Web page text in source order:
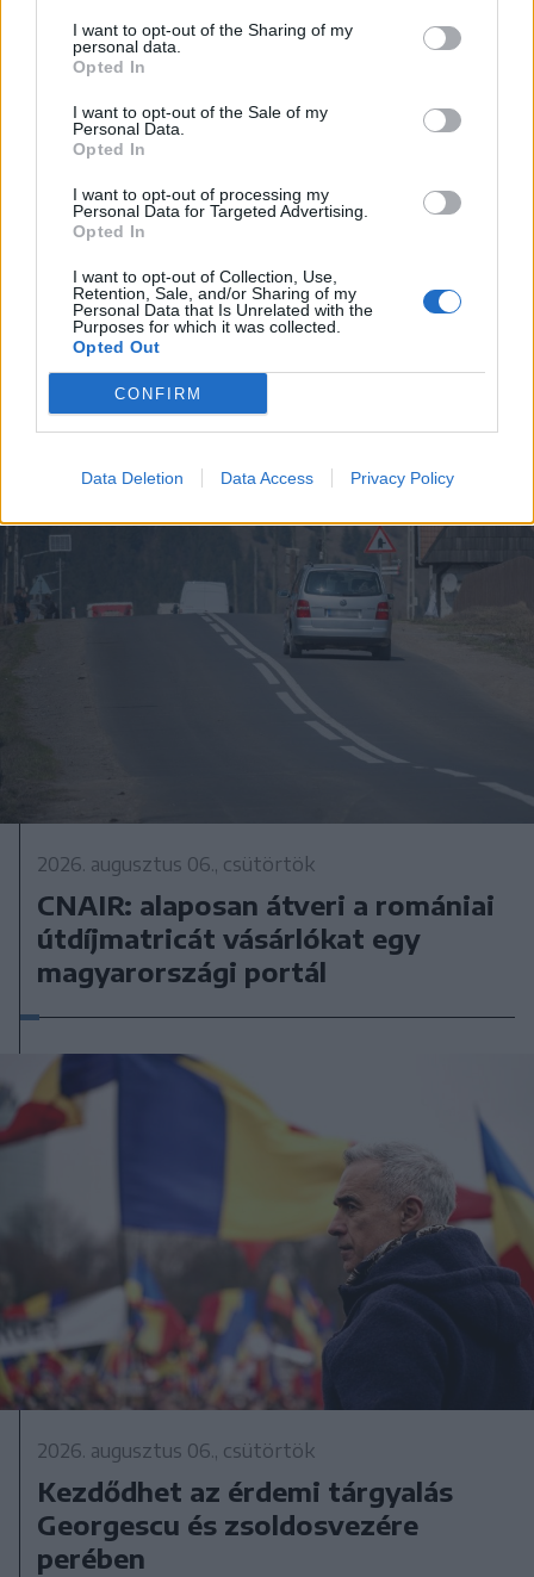
I want to opt-out of the Sharing of my
personal data.
Opted In
I want to opt-out of the Sale of my
Personal Data.
Opted In
I want to opt-out of processing my
Personal Data for Targeted Advertising.
Opted In
I want to opt-out of Collection, Use,
Retention, Sale, and/or Sharing of my
Personal Data that Is Unrelated with the
Purposes for which it was collected.
Opted Out
CONFIRM
Data Deletion Data Access Privacy Policy
2026. augusztus 06., csütörtök
Több fiatal áldozatot szednek a
közutak, mint a drog
2026. augusztus 06., csütörtök
CNAIR: alaposan átveri a romániai
útdíjmatricát vásárlókat egy
magyarországi portál
2026. augusztus 06., csütörtök
Kezdődhet az érdemi tárgyalás
Georgescu és zsoldosvezére
perében